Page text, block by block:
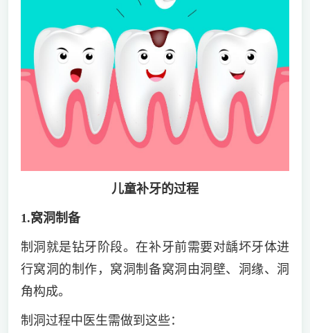
儿童补牙的过程
1.窝洞制备
制洞就是钻牙阶段。在补牙前需要对龋坏牙体进
行窝洞的制作，窝洞制备窝洞由洞壁、洞缘、洞
角构成。
制洞过程中医生需做到这些：